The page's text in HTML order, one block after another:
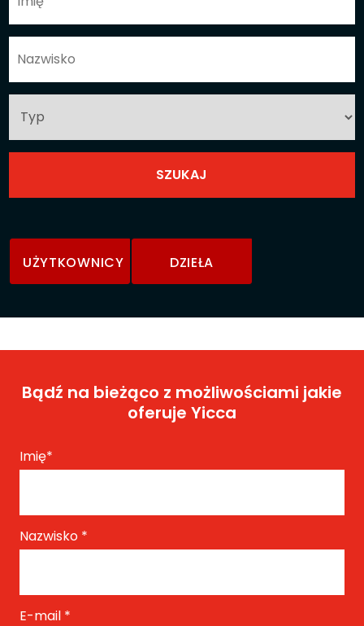
UŻYTKOWNICY DZIEŁA
Bądź na bieżąco z możliwościami jakie
oferuje Yicca
Imię*
Nazwisko *
E-mail *